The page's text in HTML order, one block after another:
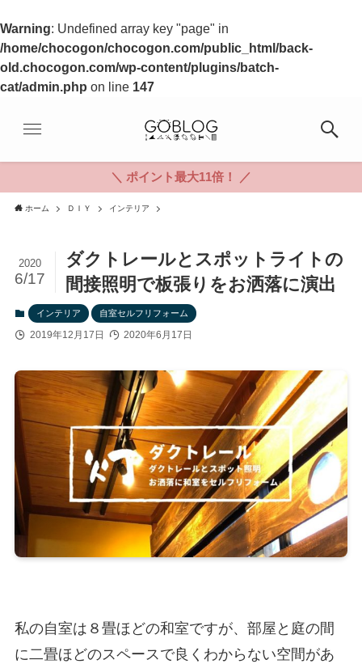
Warning: Undefined array key "page" in
/home/chocogon/chocogon.com/public_html/back-
old.chocogon.com/wp-content/plugins/batch-
cat/admin.php on line 147
＼ ポイント最大11倍！ ／
ホーム ＤＩＹ インテリア
ダクトレールとスポットライトの
間接照明で板張りをお洒落に演出
2020
6/17
インテリア 自室セルフリフォーム
2019年12月17日 2020年6月17日
私の自室は８畳ほどの和室ですが、部屋と庭の間
に二畳ほどのスペースで良くわからない空間があ